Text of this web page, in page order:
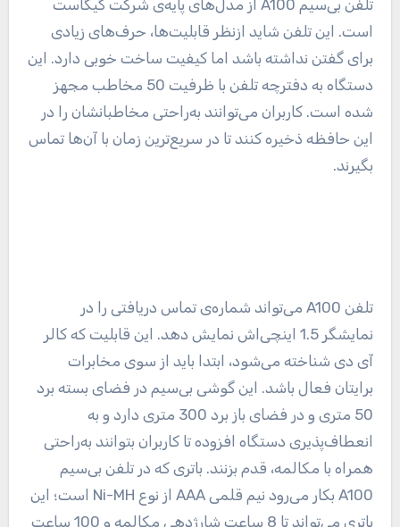
تلفن بی‌سیم A100 از مدل‌های پایه‌ی شرکت گیگاست
است. این تلفن شاید ازنظر قابلیت‌ها، حرف‌های زیادی
برای گفتن نداشته باشد اما کیفیت ساخت خوبی دارد. این
دستگاه به دفترچه تلفن با ظرفیت 50 مخاطب مجهز
شده است. کاربران می‌توانند به‌راحتی مخاطبانشان را در
این حافظه ذخیره کنند تا در سریع‌ترین زمان با آن‌ها تماس
بگیرند.
تلفن A100 می‌تواند شماره‌ی تماس دریافتی را در
نمایشگر 1.5 اینچی‌اش نمایش دهد. این قابلیت که کالر
آی دی شناخته می‌شود، ابتدا باید از سوی مخابرات
برایتان فعال باشد. این گوشی بی‌سیم در فضای بسته برد
50 متری و در فضای باز برد 300 متری دارد و به
انعطاف‌پذیری دستگاه افزوده تا کاربران بتوانند به‌راحتی
همراه با مکالمه، قدم بزنند. باتری که در تلفن بی‌سیم
A100 بکار می‌رود نیم قلمی AAA از نوع Ni-MH است؛ این
باتری می‌تواند تا 8 ساعت شارژدهی مکالمه و 100 ساعت